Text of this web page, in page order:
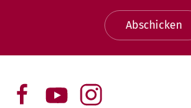
Abschicken